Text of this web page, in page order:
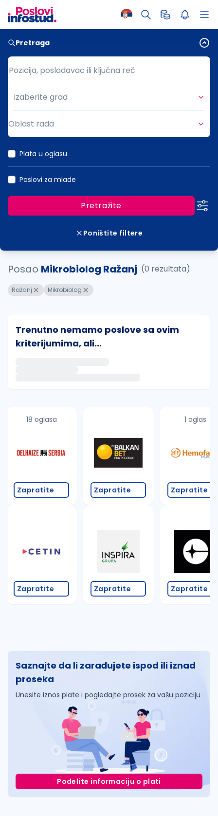
Pretraga
Pozicija, poslodavac ili ključna reč
Pozicija, poslodavac ili ključna reč
Grad
Izaberite grad
Oblast rada
Plata u oglasu
Poslovi za mlade
Pretražite
Poništite filtere
Posao Mikrobiolog Ražanj (0 rezultata)
Ražanj Mikrobiolog
Trenutno nemamo poslove sa ovim
kriterijumima, ali...
Takođe možete da:
proverite pravopisne greške (koristite č, ć, š, đ,
promenite odabrane filtere pretrage
18 oglasa
Zapratite
Zapratite
Zapratite
Zapratite
1 oglas
Zapratite
Zapratite
Saznajte da li zarađujete ispod ili iznad
proseka
Unesite iznos plate i pogledajte prosek za vašu poziciju
Podelite informaciju o plati